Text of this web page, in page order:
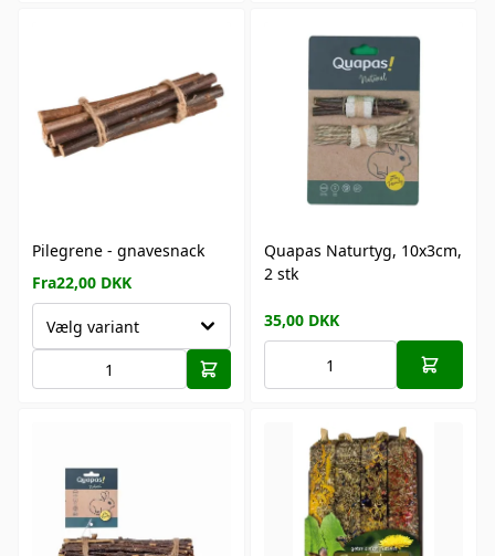
Pilegrene - gnavesnack
Fra22,00 DKK
Vælg variant
Quapas Naturtyg, 10x3cm,
2 stk
35,00 DKK